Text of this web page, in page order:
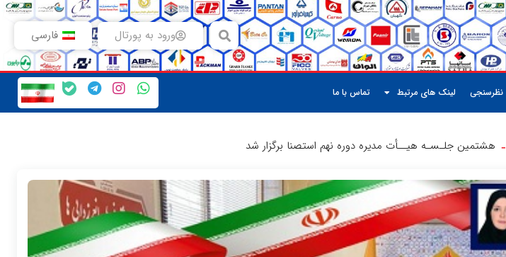
ورود به پورتال فارسی
نظرسنجی لینک های مرتبط تماس با ما
- هشتمین جلـسـه هیــأت مدیره دوره نهم استصنا برگزار شد